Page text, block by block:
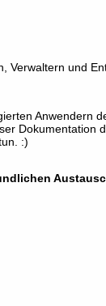
Verwaltern und
Anwendern
Dokumentation
:)